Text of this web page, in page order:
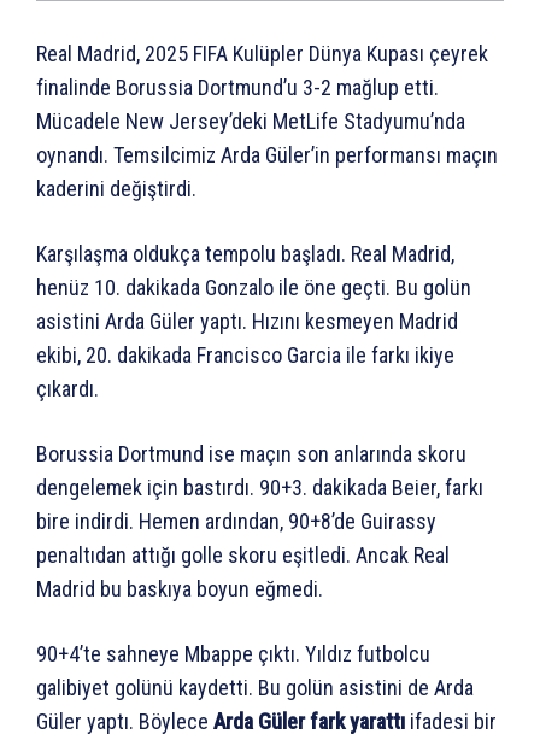
Real Madrid, 2025 FIFA Kulüpler Dünya Kupası çeyrek
finalinde Borussia Dortmund’u 3-2 mağlup etti.
Mücadele New Jersey’deki MetLife Stadyumu’nda
oynandı. Temsilcimiz Arda Güler’in performansı maçın
kaderini değiştirdi.
Karşılaşma oldukça tempolu başladı. Real Madrid,
henüz 10. dakikada Gonzalo ile öne geçti. Bu golün
asistini Arda Güler yaptı. Hızını kesmeyen Madrid
ekibi, 20. dakikada Francisco Garcia ile farkı ikiye
çıkardı.
Borussia Dortmund ise maçın son anlarında skoru
dengelemek için bastırdı. 90+3. dakikada Beier, farkı
bire indirdi. Hemen ardından, 90+8’de Guirassy
penaltıdan attığı golle skoru eşitledi. Ancak Real
Madrid bu baskıya boyun eğmedi.
90+4’te sahneye Mbappe çıktı. Yıldız futbolcu
galibiyet golünü kaydetti. Bu golün asistini de Arda
Güler yaptı. Böylece Arda Güler fark yarattı ifadesi bir